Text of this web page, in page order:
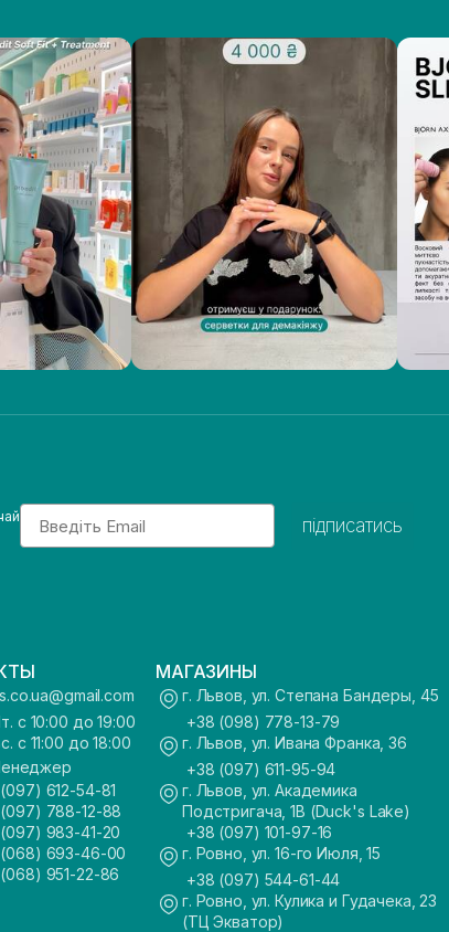
Email
підписатись
с 10:00 до 19:00
с 11:00 до 18:00
612-54-81
788-12-88
983-41-20
693-46-00
951-22-86
МАГАЗИНЫ
г. Львов, ул. Степана Бандеры, 45
+38 (098) 778-13-79
г. Львов, ул. Ивана Франка, 36
+38 (097) 611-95-94
г. Львов, ул. Академика
Подстригача, 1В (Duck's Lake)
+38 (097) 101-97-16
г. Ровно, ул. 16-го Июля, 15
+38 (097) 544-61-44
г. Ровно, ул. Кулика и Гудачека, 23
(ТЦ Экватор)